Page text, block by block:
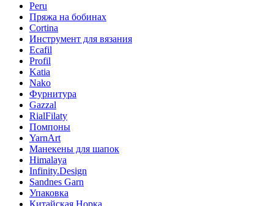
Peru
Пряжа на бобинах
Cortina
Инструмент для вязания
Ecafil
Profil
Katia
Nako
Фурнитура
Gazzal
RialFilaty
Помпоны
YarnArt
Манекены для шапок
Himalaya
Infinity.Design
Sandnes Garn
Упаковка
Китайская Норка